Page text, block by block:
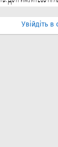
Увійдіть в